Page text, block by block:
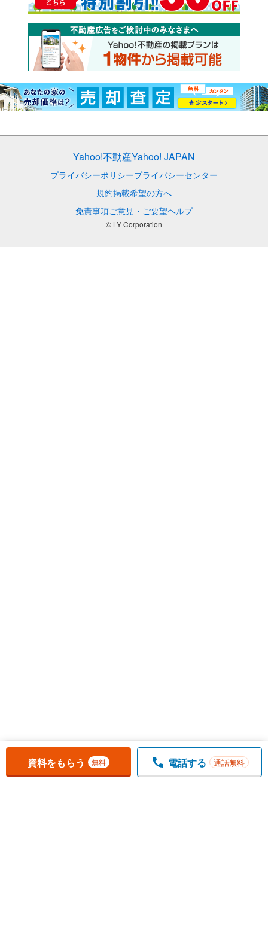
お気に入りに追加しました。 一覧を開く
資料をもらう 無料 電話する 通話無料
Yahoo!不動産Yahoo! JAPAN
プライバシーポリシープライバシーセンター
規約掲載希望の方へ
免責事項ご意見・ご要望ヘルプ
© LY Corporation